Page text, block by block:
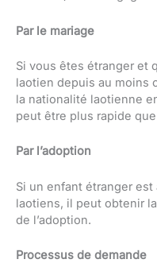
Par le mariage
Si vous êtes étranger et
laotien depuis au moins
la nationalité laotienne
peut être plus rapide que
Par l’adoption
Si un enfant étranger
laotiens, il peut obtenir
de l’adoption.
Processus de demande